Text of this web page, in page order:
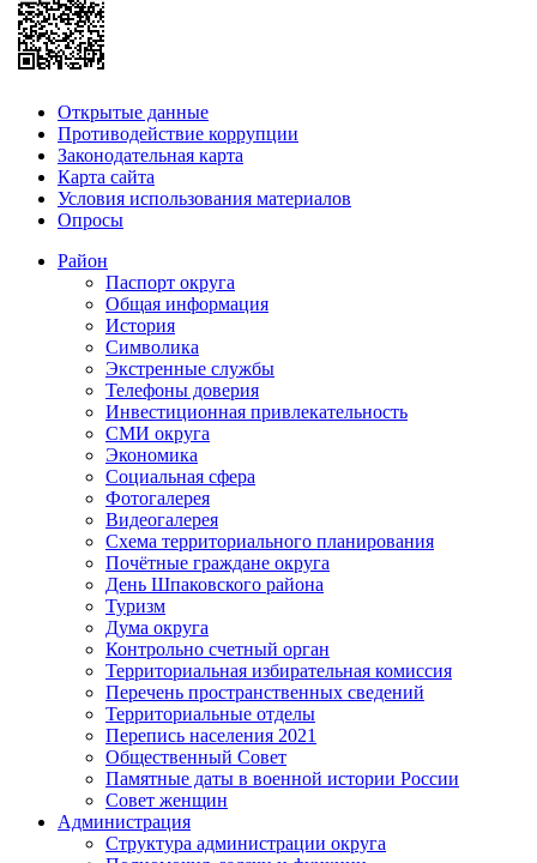
Открытые данные
Противодействие коррупции
Законодательная карта
Карта сайта
Условия использования материалов
Опросы
Район
Паспорт округа
Общая информация
История
Символика
Экстренные службы
Телефоны доверия
Инвестиционная привлекательность
СМИ округа
Экономика
Социальная сфера
Фотогалерея
Видеогалерея
Схема территориального планирования
Почётные граждане округа
День Шпаковского района
Туризм
Дума округа
Контрольно счетный орган
Территориальная избирательная комиссия
Перечень пространственных сведений
Территориальные отделы
Перепись населения 2021
Общественный Совет
Памятные даты в военной истории России
Совет женщин
Администрация
Структура администрации округа